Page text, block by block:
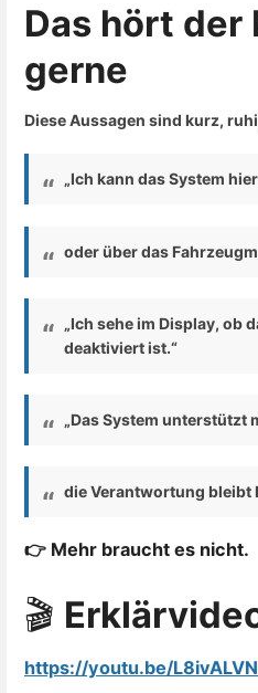
Das hört der
gerne
Diese Aussagen sind kurz,
„Ich kann das System
oder über das
„Ich sehe im Display, ob
deaktiviert ist.“
„Das System unterstützt
die Verantwortung bleibt
👉 Mehr braucht es nicht.
🎬
https://youtu.be/